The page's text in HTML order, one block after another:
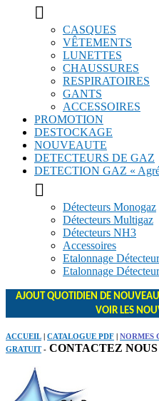

CASQUES
VÊTEMENTS
LUNETTES
CHAUSSURES
RESPIRATOIRES
GANTS
ACCESSOIRES
PROMOTION
DESTOCKAGE
NOUVEAUTE
DETECTEURS DE GAZ
DETECTION GAZ «

Détecteurs Monogaz
Détecteurs Multigaz
Détecteurs NH3
Accessoires
Etalonnage
Etalonnage
AJOUT QUOTIDIEN DE
VOIR LES
ACCUEIL | CATALOGUE PDF | NORMES
GRATUIT- CONTACTEZ NOUS